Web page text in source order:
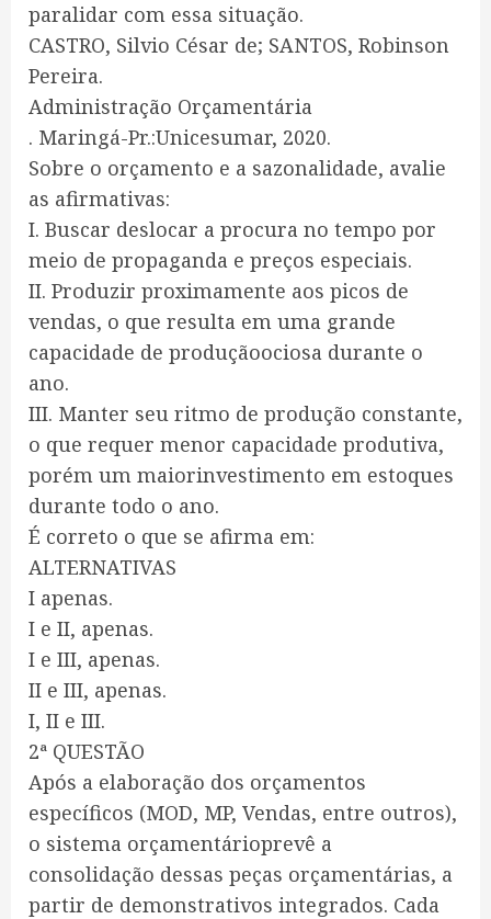
paralidar com essa situação.
CASTRO, Silvio César de; SANTOS, Robinson
Pereira.
Administração Orçamentária
. Maringá-Pr.:Unicesumar, 2020.
Sobre o orçamento e a sazonalidade, avalie
as afirmativas:
I. Buscar deslocar a procura no tempo por
meio de propaganda e preços especiais.
II. Produzir proximamente aos picos de
vendas, o que resulta em uma grande
capacidade de produçãoociosa durante o
ano.
III. Manter seu ritmo de produção constante,
o que requer menor capacidade produtiva,
porém um maiorinvestimento em estoques
durante todo o ano.
É correto o que se afirma em:
ALTERNATIVAS
I apenas.
I e II, apenas.
I e III, apenas.
II e III, apenas.
I, II e III.
2ª QUESTÃO
Após a elaboração dos orçamentos
específicos (MOD, MP, Vendas, entre outros),
o sistema orçamentárioprevê a
consolidação dessas peças orçamentárias, a
partir de demonstrativos integrados. Cada